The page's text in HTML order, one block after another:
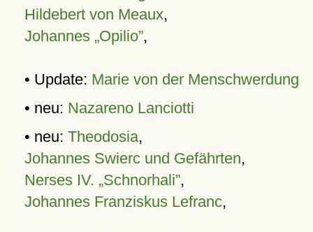
Hildebert von Meaux,
Johannes „Opilio”,
• Update: Marie von der Menschwerdung
• neu: Nazareno Lanciotti
• neu: Theodosia,
Johannes Swierc und Gefährten,
Nerses IV. „Schnorhali”,
Johannes Franziskus Lefranc,